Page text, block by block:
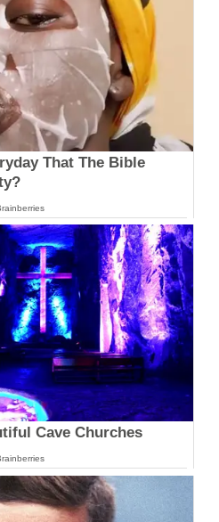
That The Bible
Cave Churches